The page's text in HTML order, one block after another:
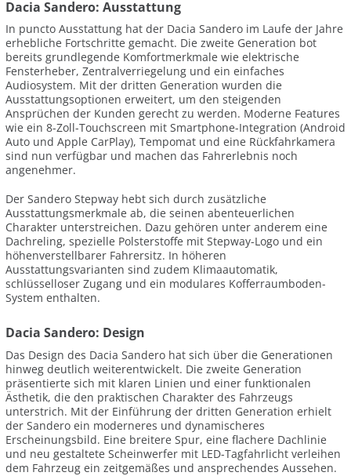
Dacia Sandero: Ausstattung
In puncto Ausstattung hat der Dacia Sandero im Laufe der Jahre
erhebliche Fortschritte gemacht. Die zweite Generation bot
bereits grundlegende Komfortmerkmale wie elektrische
Fensterheber, Zentralverriegelung und ein einfaches
Audiosystem. Mit der dritten Generation wurden die
Ausstattungsoptionen erweitert, um den steigenden
Ansprüchen der Kunden gerecht zu werden. Moderne Features
wie ein 8-Zoll-Touchscreen mit Smartphone-Integration (Android
Auto und Apple CarPlay), Tempomat und eine Rückfahrkamera
sind nun verfügbar und machen das Fahrerlebnis noch
angenehmer.
Der Sandero Stepway hebt sich durch zusätzliche
Ausstattungsmerkmale ab, die seinen abenteuerlichen
Charakter unterstreichen. Dazu gehören unter anderem eine
Dachreling, spezielle Polsterstoffe mit Stepway-Logo und ein
höhenverstellbarer Fahrersitz. In höheren
Ausstattungsvarianten sind zudem Klimaautomatik,
schlüsselloser Zugang und ein modulares Kofferraumboden-
System enthalten.
Dacia Sandero: Design
Das Design des Dacia Sandero hat sich über die Generationen
hinweg deutlich weiterentwickelt. Die zweite Generation
präsentierte sich mit klaren Linien und einer funktionalen
Ästhetik, die den praktischen Charakter des Fahrzeugs
unterstrich. Mit der Einführung der dritten Generation erhielt
der Sandero ein moderneres und dynamischeres
Erscheinungsbild. Eine breitere Spur, eine flachere Dachlinie
und neu gestaltete Scheinwerfer mit LED-Tagfahrlicht verleihen
dem Fahrzeug ein zeitgemäßes und ansprechendes Aussehen.